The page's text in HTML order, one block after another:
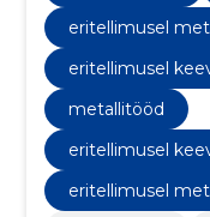
eritellimusel
eritellimusel
metallitööd
eritellimusel
eritellimusel